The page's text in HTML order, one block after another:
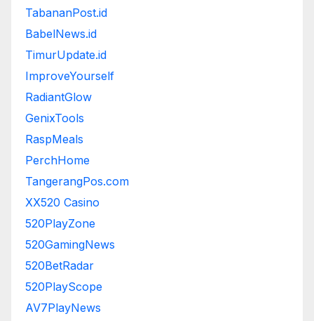
TabananPost.id
BabelNews.id
TimurUpdate.id
ImproveYourself
RadiantGlow
GenixTools
RaspMeals
PerchHome
TangerangPos.com
XX520 Casino
520PlayZone
520GamingNews
520BetRadar
520PlayScope
AV7PlayNews